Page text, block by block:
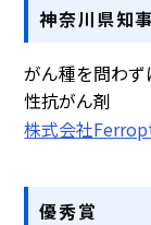
神奈川県知
がん種を問わ
性抗がん剤
株式会社
優秀賞